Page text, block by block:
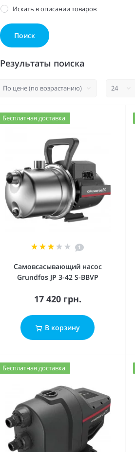
Искать в описании товаров
Результаты поиска
Бесплатная доставка
1
Cамовсасывающий насос
Grundfos JP 3-42 S-BBVP
17 420 грн.
В корзину
Бесплатная доставка